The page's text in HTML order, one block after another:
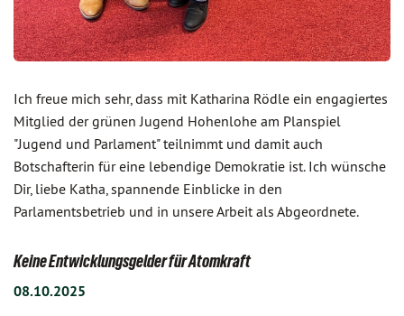
Ich freue mich sehr, dass mit Katharina Rödle ein engagiertes
Mitglied der grünen Jugend Hohenlohe am Planspiel
"Jugend und Parlament" teilnimmt und damit auch
Botschafterin für eine lebendige Demokratie ist. Ich wünsche
Dir, liebe Katha, spannende Einblicke in den
Parlamentsbetrieb und in unsere Arbeit als Abgeordnete.
Keine Entwicklungsgelder für Atomkraft
08.10.2025